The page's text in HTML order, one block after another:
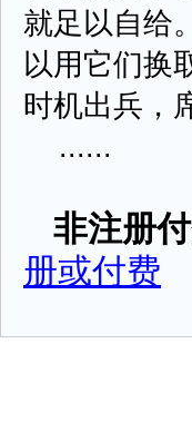
就足以自给
以用它们换
时机出兵，
......
非注册
册或付费